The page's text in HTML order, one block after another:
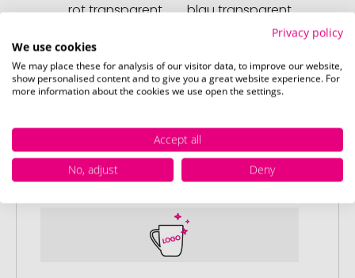
rot transparent blau transparent
Sofort verfügbar
So einfach bestellen Sie Ihre Werbeartikel bei
Promostore
Privacy policy
We use cookies
We may place these for analysis of our visitor data, to improve our website,
show personalised content and to give you a great website experience. For
more information about the cookies we use open the settings.
Accept all
No, adjust
Deny